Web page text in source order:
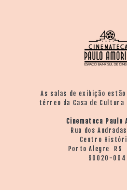
As salas de exibição
térreo da Casa de Cultura
Cinemateca Paulo
Rua dos
Centro
Porto Alegre RS
90020-004